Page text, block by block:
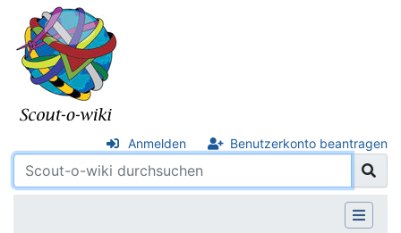
Anmelden Benutzerkonto beantragen